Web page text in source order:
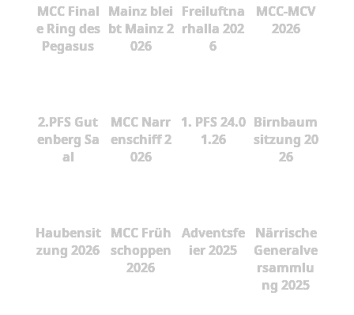
MCC Final
e Ring des
Pegasus
Mainz blei
bt Mainz 2
026
Freiluftna
rhalla 202
6
MCC-MCV
2026
2.PFS Gut
enberg Sa
al
MCC Narr
enschiff 2
026
1. PFS 24.0
1.26
Birnbaum
sitzung 20
26
Haubensit
zung 2026
MCC Früh
schoppen
2026
Adventsfe
ier 2025
Närrische
Generalve
rsammlu
ng 2025